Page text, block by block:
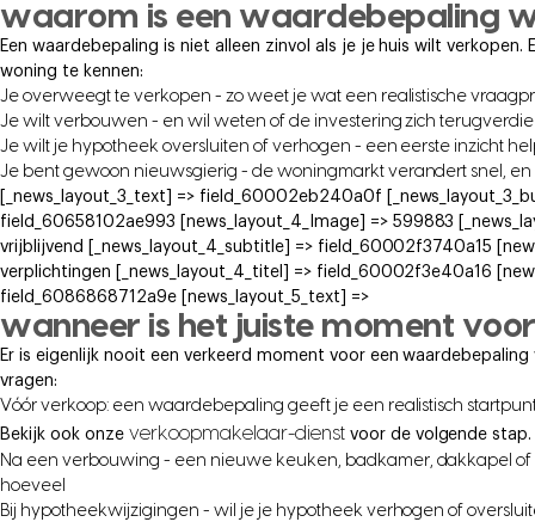
waarom is een waardebepaling
Een waardebepaling is niet alleen zinvol als je je huis wilt
woning te kennen:
Je overweegt te verkopen - zo weet je wat een realistische
Je wilt verbouwen - en wil weten of de investering zich
Je wilt je hypotheek oversluiten of verhogen - een eerste inzicht
Je bent gewoon nieuwsgierig - de woningmarkt verandert snel,
[_news_layout_3_text] => field_60002eb240a0f
field_60658102ae993 [news_layout_4_Image] => 599883
vrijblijvend [_news_layout_4_subtitle] => field_60002f3740a15
verplichtingen [_news_layout_4_titel] => field_60002f3e40a16
field_6086868712a9e [news_layout_5_text] =>
wanneer is het juiste moment
Er is eigenlijk nooit een verkeerd moment voor een
vragen:
Vóór verkoop: een waardebepaling geeft je een realistisch
Bekijk ook onze verkoopmakelaar-dienstvoor de volgende stap.
Na een verbouwing - een nieuwe keuken, badkamer, dakkapel
hoeveel
Bij hypotheekwijzigingen - wil je je hypotheek verhogen of